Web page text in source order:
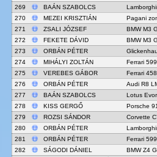
269
BAÁN SZABOLCS
270
MEZEI KRISZTIÁN
Pagani
271
ZSALI JÓZSEF
BMW M3
272
FEKETE DÁVID
BMW M3
273
ORBÁN PÉTER
274
MIHÁLYI ZOLTÁN
Ferrari
275
VEREBES GÁBOR
Ferrari
276
ORBÁN PÉTER
Audi R8
277
BAÁN SZABOLCS
Lotus
278
KISS GERGŐ
Porsche
279
ROZSI SÁNDOR
Corvette
280
ORBÁN PÉTER
281
ORBÁN PÉTER
Ferrari
282
SÁGODI DÁNIEL
BMW Z4